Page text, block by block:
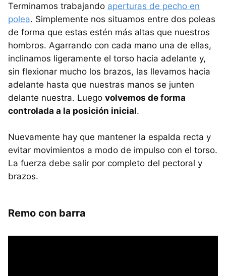
Terminamos trabajando aperturas de pecho en
polea. Simplemente nos situamos entre dos poleas
de forma que estas estén más altas que nuestros
hombros. Agarrando con cada mano una de ellas,
inclinamos ligeramente el torso hacia adelante y,
sin flexionar mucho los brazos, las llevamos hacia
adelante hasta que nuestras manos se junten
delante nuestra. Luego volvemos de forma
controlada a la posición inicial.
Nuevamente hay que mantener la espalda recta y
evitar movimientos a modo de impulso con el torso.
La fuerza debe salir por completo del pectoral y
brazos.
Remo con barra